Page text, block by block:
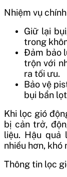
Nhiệm vụ
Giữ lại
trong
Đảm bảo
trộn với
ra tối ưu.
Bảo vệ
bụi bẩn
Khi lọc gió
bị cản trở,
liệu. Hậu quả
nhiều hơn, khó
Thông tin lọc